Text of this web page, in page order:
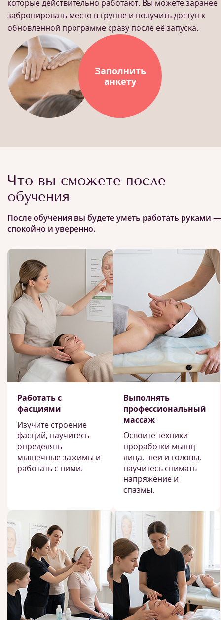
которые действительно работают. Вы можете заранее
забронировать место в группе и получить доступ к
обновленной программе сразу после её запуска.
Заполнить
анкету
Что вы сможете после
обучения
После обучения вы будете уметь работать руками —
спокойно и уверенно.
Работать с
фасциями
Изучите строение
фасций, научитесь
определять
мышечные зажимы и
работать с ними.
Выполнять
профессиональный
массаж
Освоите техники
проработки мышц
лица, шеи и головы,
научитесь снимать
напряжение и
спазмы.